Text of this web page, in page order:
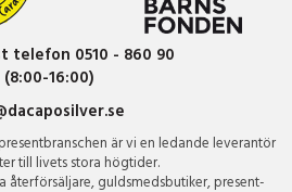
telefon 0510 - 860 90
(8:00-16:00)
är vi en ledande leverantör
till livets stora högtider.
återförsäljare, guldsmedsbutiker, present-